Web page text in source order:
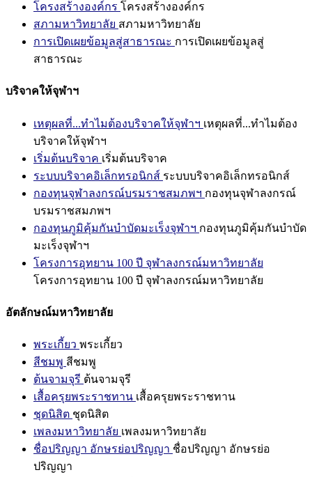
โครงสร้างองค์กร โครงสร้างองค์กร
สภามหาวิทยาลัย สภามหาวิทยาลัย
การเปิดเผยข้อมูลสู่สาธารณะ การเปิดเผยข้อมูลสู่
สาธารณะ
บริจาคให้จุฬาฯ
เหตุผลที่...ทำไมต้องบริจาคให้จุฬาฯ เหตุผลที่...ทำไมต้อง
บริจาคให้จุฬาฯ
เริ่มต้นบริจาค เริ่มต้นบริจาค
ระบบบริจาคอิเล็กทรอนิกส์ ระบบบริจาคอิเล็กทรอนิกส์
กองทุนจุฬาลงกรณ์บรมราชสมภพฯ กองทุนจุฬาลงกรณ์
บรมราชสมภพฯ
กองทุนภูมิคุ้มกันบำบัดมะเร็งจุฬาฯ กองทุนภูมิคุ้มกันบำบัด
มะเร็งจุฬาฯ
โครงการอุทยาน 100 ปี จุฬาลงกรณ์มหาวิทยาลัย
โครงการอุทยาน 100 ปี จุฬาลงกรณ์มหาวิทยาลัย
อัตลักษณ์มหาวิทยาลัย
พระเกี้ยว พระเกี้ยว
สีชมพู สีชมพู
ต้นจามจุรี ต้นจามจุรี
เสื้อครุยพระราชทาน เสื้อครุยพระราชทาน
ชุดนิสิต ชุดนิสิต
เพลงมหาวิทยาลัย เพลงมหาวิทยาลัย
ชื่อปริญญา อักษรย่อปริญญา ชื่อปริญญา อักษรย่อ
ปริญญา